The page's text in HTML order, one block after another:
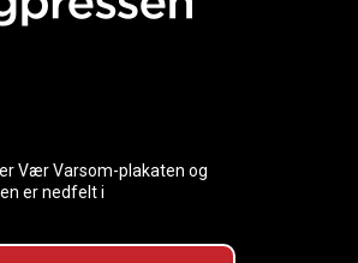
Vær Varsom-plakaten og
er nedfelt i